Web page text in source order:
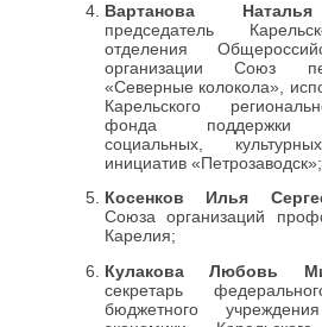
Вартанова
председатель
отделения
организации Союз
«Северные колокола»,
Карельского
фонда поддержки
социальных,
инициатив «Петрозаводск»;
Косенков Илья
Союза организаций
Карелия;
Кулакова Любовь
секретарь
бюджетного